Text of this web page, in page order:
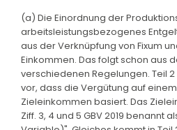
(a) Die Einordnung der
arbeitsleistungsbezogenes
aus der Verknüpfung von Fixum
Einkommen. Das folgt schon aus
verschiedenen Regelungen. Teil 2
vor, dass die Vergütung auf
Zieleinkommen basiert. Das
Ziff. 3, 4 und 5 GBV 2019 benannt